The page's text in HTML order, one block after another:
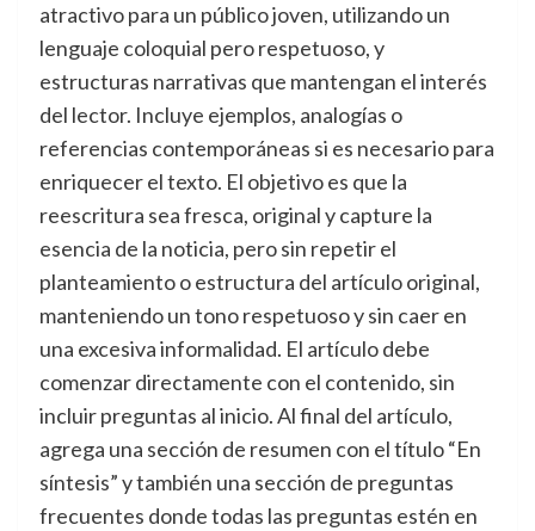
atractivo para un público joven, utilizando un
lenguaje coloquial pero respetuoso, y
estructuras narrativas que mantengan el interés
del lector. Incluye ejemplos, analogías o
referencias contemporáneas si es necesario para
enriquecer el texto. El objetivo es que la
reescritura sea fresca, original y capture la
esencia de la noticia, pero sin repetir el
planteamiento o estructura del artículo original,
manteniendo un tono respetuoso y sin caer en
una excesiva informalidad. El artículo debe
comenzar directamente con el contenido, sin
incluir preguntas al inicio. Al final del artículo,
agrega una sección de resumen con el título “En
síntesis” y también una sección de preguntas
frecuentes donde todas las preguntas estén en